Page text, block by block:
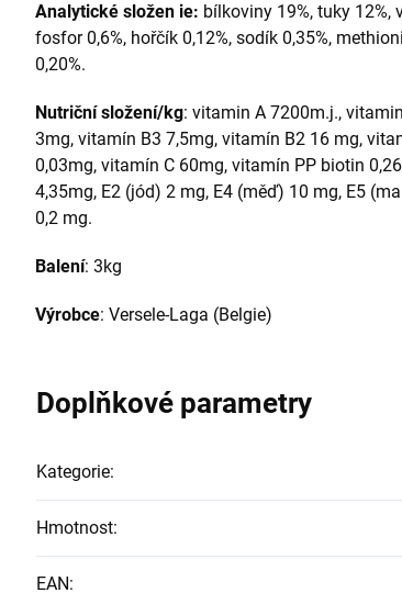
Analytické složen ie: bílkoviny 19%, tuky 12%,
fosfor 0,6%, hořčík 0,12%, sodík 0,35%,
0,20%.
Nutriční složení/kg: vitamin A 7200m.j.,
3mg, vitamín B3 7,5mg, vitamín B2 16 mg,
0,03mg, vitamín C 60mg, vitamín PP biotin
4,35mg, E2 (jód) 2 mg, E4 (měď) 10 mg, E5
0,2 mg.
Balení: 3kg
Výrobce: Versele-Laga (Belgie)
Doplňkové parametry
Kategorie:
Hmotnost:
EAN: